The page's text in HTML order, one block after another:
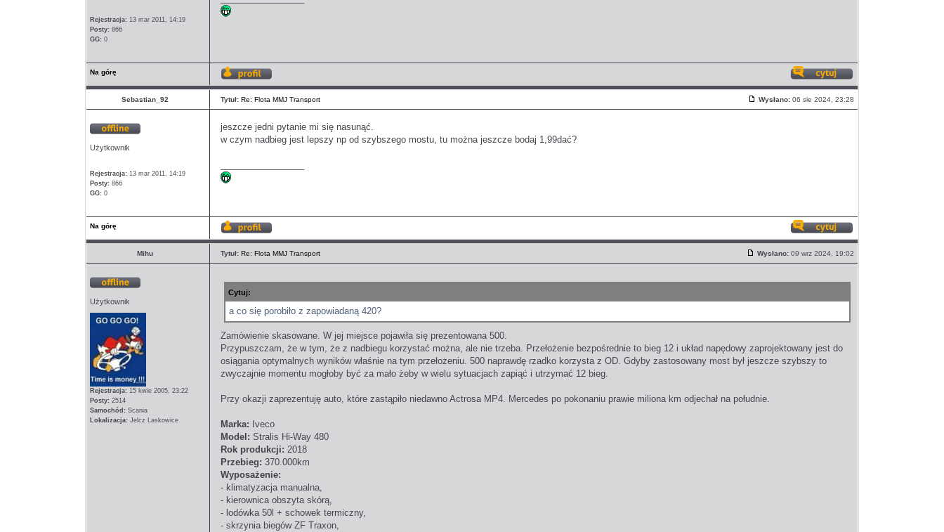
Rejestracja: 13 mar 2011, 14:19
Posty: 866
GG: 0
Na górę
profil
Odpowiedz
z
Sebastian_92 Tytuł: Re: Flota MMJ Transport
Post
Wysłano: 06 sie 2024, 23:28
Użytkownik
Rejestracja: 13 mar 2011, 14:19
Posty:866
GG:0
jeszcze jedni pytanie mi się nasunąć.
w czym nadbieg jest lepszy np od szybszego mostu, tu można jeszcze bodaj 1,99dać?
Na górę
Wyświetl
profil
Odpowiedz
z
Mihu Tytuł: Re: Flota MMJ Transport
Post
Wysłano: 09 wrz 2024, 19:02
Użytkownik
Rejestracja: 15 kwie 2005, 23:22
Posty: 2514
Samochód: Scania
Lokalizacja: Jelcz Laskowice
Cytuj:
a co się porobiło z zapowiadaną 420?
Zamówienie skasowane. W jej miejsce pojawiła się prezentowana 500.
Przypuszczam, że w tym, że z nadbiegu korzystać można, ale nie trzeba. Przełożenie bezpośrednie to bieg 12 i układ napędowy zaprojektowany jest do
osiągania optymalnych wyników właśnie na tym przełożeniu. 500 naprawdę rzadko korzysta z OD. Gdyby zastosowany most był jeszcze szybszy to
zwyczajnie momentu mogłoby być za mało żeby w wielu sytuacjach zapiąć i utrzymać 12 bieg.
Przy okazji zaprezentuję auto, które zastąpiło niedawno Actrosa MP4. Mercedes po pokonaniu prawie miliona km odjechał na południe.
Marka: Iveco
Model: Stralis Hi-Way 480
Rok produkcji: 2018
Przebieg: 370.000km
Wyposażenie:
- klimatyzacja manualna,
- kierownica obszyta skórą,
- lodówka 50l + schowek termiczny,
- skrzynia biegów ZF Traxon,